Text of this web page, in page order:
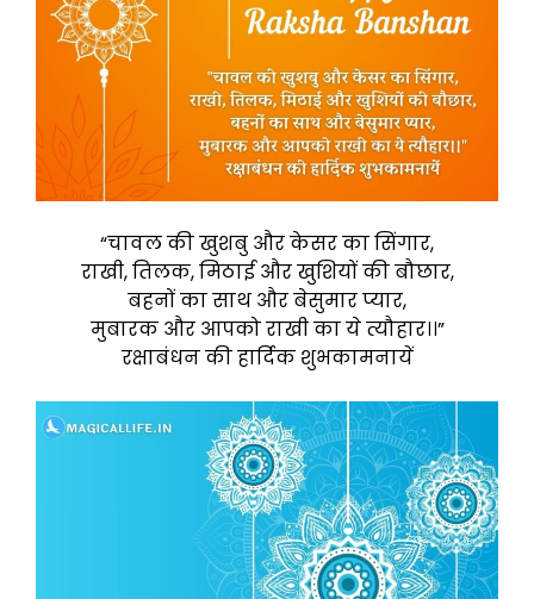
“चावल की खुशबु और केसर का सिंगार,
राखी, तिलक, मिठाई और खुशियों की बौछार,
बहनों का साथ और बेसुमार प्यार,
मुबारक और आपको राखी का ये त्यौहार।।”
रक्षाबंधन की हार्दिक शुभकामनायें